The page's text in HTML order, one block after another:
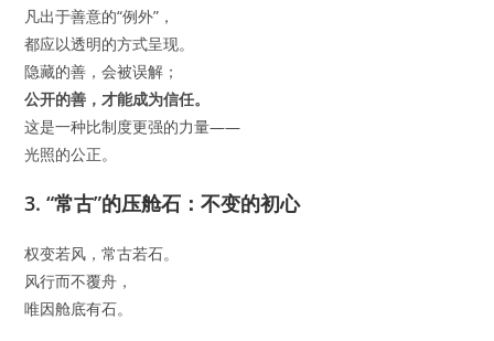
凡出于善意的“例外”，
都应以透明的方式呈现。
隐藏的善，会被误解；
公开的善，才能成为信任。
这是一种比制度更强的力量——
光照的公正。
3. “常古”的压舱石：不变的初心
权变若风，常古若石。
风行而不覆舟，
唯因舱底有石。